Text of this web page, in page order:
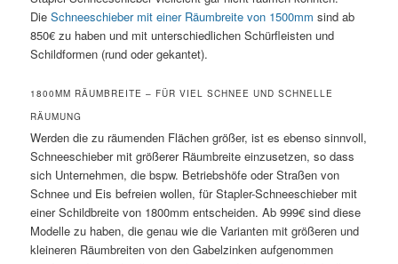
DieSchneeschieber mit einer Räumbreite von 1500mm sind ab
850€ zu haben und mit unterschiedlichen Schürfleisten und
Schildformen (rund oder gekantet).
1800MM RÄUMBREITE – FÜR VIEL SCHNEE UND SCHNELLE
RÄUMUNG
Werden die zu räumenden Flächen größer, ist es ebenso sinnvoll,
Schneeschieber mit größerer Räumbreite einzusetzen, so dass
sich Unternehmen, die bspw. Betriebshöfe oder Straßen von
Schnee und Eis befreien wollen, für Stapler-Schneeschieber mit
einer Schildbreite von 1800mm entscheiden. Ab 999€ sind diese
Modelle zu haben, die genau wie die Varianten mit größeren und
kleineren Räumbreiten von den Gabelzinken aufgenommen